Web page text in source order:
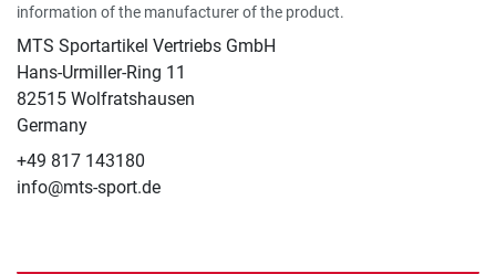
information of the manufacturer of the product.
MTS Sportartikel Vertriebs GmbH
Hans-Urmiller-Ring 11
82515 Wolfratshausen
Germany
+49 817 143180
info@mts-sport.de